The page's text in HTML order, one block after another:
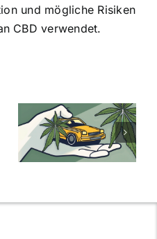
und mögliche Risiken
CBD verwendet.
Cannabis
Samen
kaufen: Alles
was Sie